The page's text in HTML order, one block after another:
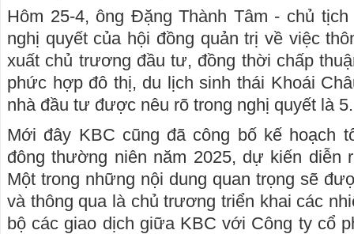
Hôm 25-4, ông Đặng Thành Tâm - chủ
nghị quyết của hội đồng quản trị về việc
xuất chủ trương đầu tư, đồng thời chấp
phức hợp đô thị, du lịch sinh thái Khoái
nhà đầu tư được nêu rõ trong nghị quyết là
Mới đây KBC cũng đã công bố kế hoạch
đông thường niên năm 2025, dự kiến diễn
Một trong những nội dung quan trọng sẽ
và thông qua là chủ trương triển khai các
bộ các giao dịch giữa KBC với Công ty cổ